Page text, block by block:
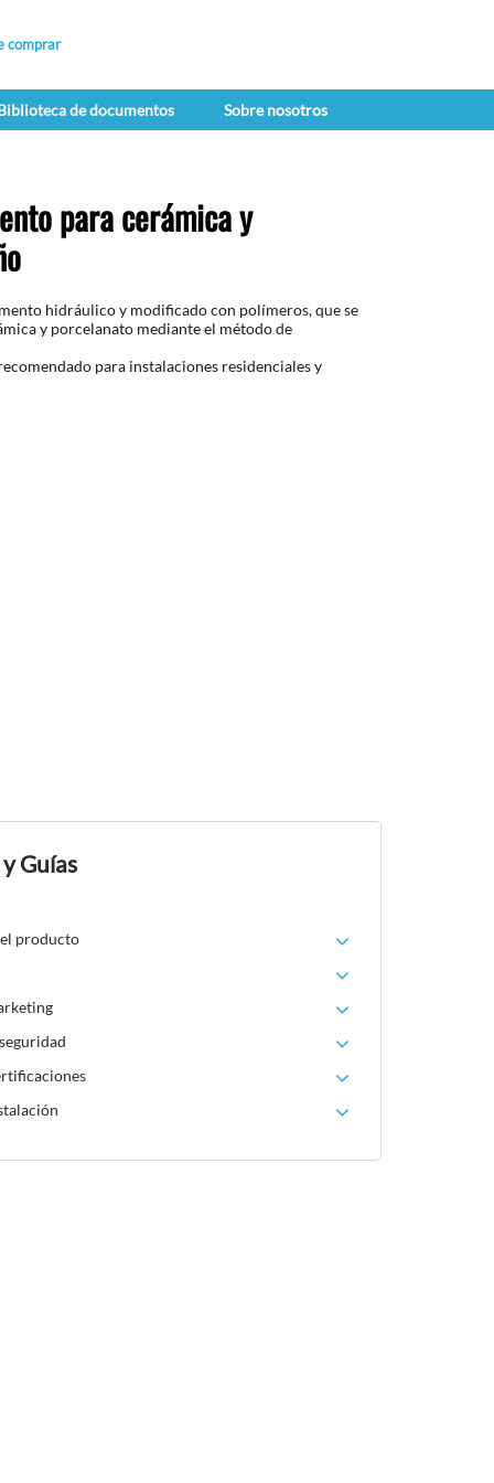
comprar
de documentos Sobre nosotros
para cerámica y
hidráulico y modificado con polímeros, que se
y porcelanato mediante el método de
para instalaciones residenciales y
Guías
producto